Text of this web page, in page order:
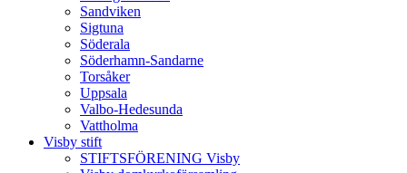
Sandviken
Sigtuna
Söderala
Söderhamn-Sandarne
Torsåker
Uppsala
Valbo-Hedesunda
Vattholma
Visby stift
STIFTSFÖRENING Visby